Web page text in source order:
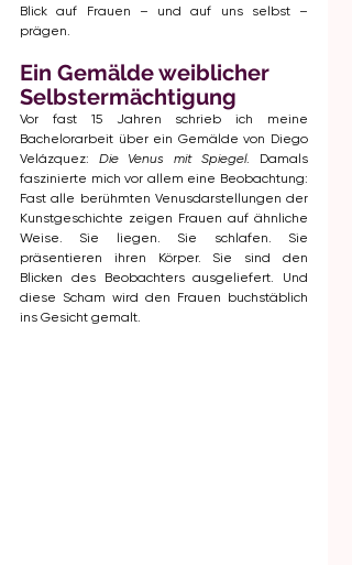
Blick auf Frauen – und auf uns selbst –
prägen.
Ein Gemälde weiblicher
Selbstermächtigung
Vor fast 15 Jahren schrieb ich meine
Bachelorarbeit über ein Gemälde von Diego
Velázquez: Die Venus mit Spiegel. Damals
faszinierte mich vor allem eine Beobachtung:
Fast alle berühmten Venusdarstellungen der
Kunstgeschichte zeigen Frauen auf ähnliche
Weise. Sie liegen. Sie schlafen. Sie
präsentieren ihren Körper. Sie sind den
Blicken des Beobachters ausgeliefert. Und
diese Scham wird den Frauen buchstäblich
ins Gesicht gemalt.